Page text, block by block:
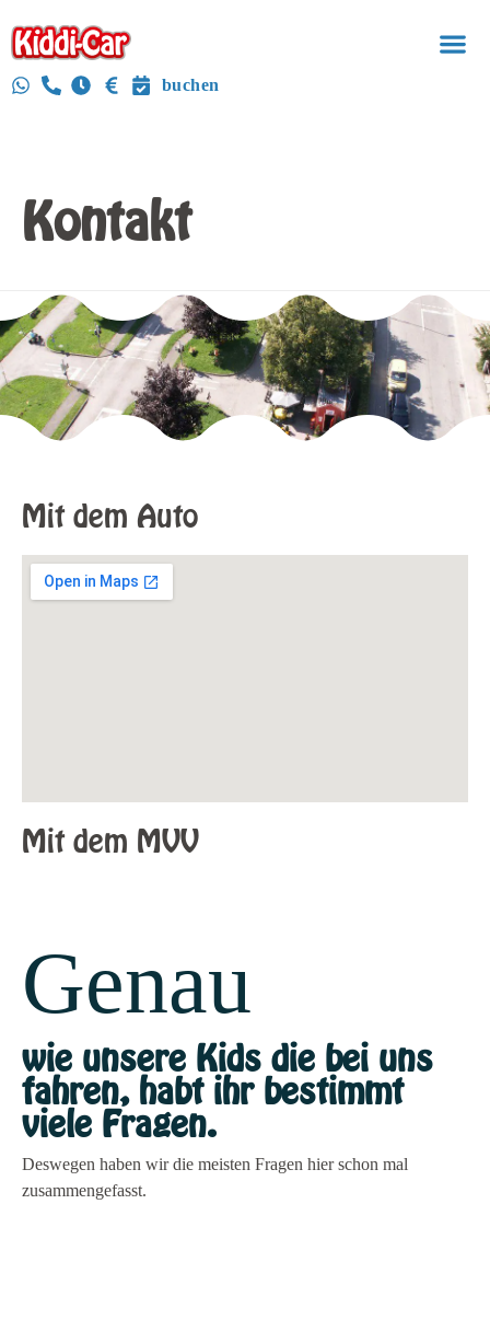
buchen
Kontakt
Mit dem Auto
Mit dem MVV
Genau
wie unsere Kids die bei uns
fahren, habt ihr bestimmt
viele Fragen.
Deswegen haben wir die meisten Fragen hier schon mal
zusammengefasst.